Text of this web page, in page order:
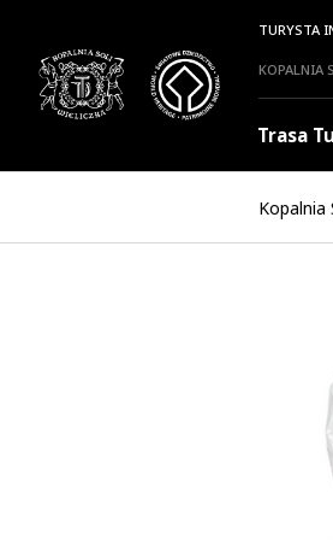
TURYSTA
KOPALNIA
Trasa
Kopalnia